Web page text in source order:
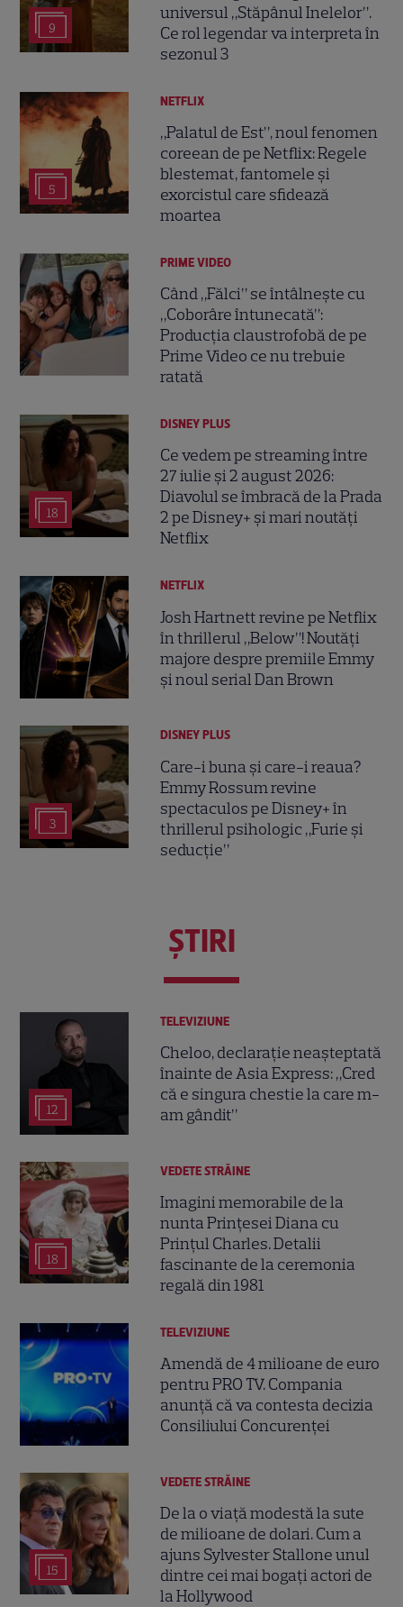
9
universul „Stăpânul Inelelor”.
Ce rol legendar va interpreta în
sezonul 3
5
NETFLIX
„Palatul de Est”, noul fenomen
coreean de pe Netflix: Regele
blestemat, fantomele și
exorcistul care sfidează
moartea
PRIME VIDEO
Când „Fălci” se întâlnește cu
„Coborâre întunecată”:
Producția claustrofobă de pe
Prime Video ce nu trebuie
ratată
18
DISNEY PLUS
Ce vedem pe streaming între
27 iulie și 2 august 2026:
Diavolul se îmbracă de la Prada
2 pe Disney+ și mari noutăți
Netflix
NETFLIX
Josh Hartnett revine pe Netflix
în thrillerul „Below”! Noutăți
majore despre premiile Emmy
și noul serial Dan Brown
3
DISNEY PLUS
Care-i buna și care-i reaua?
Emmy Rossum revine
spectaculos pe Disney+ în
thrillerul psihologic „Furie și
seducție”
ŞTIRI
12
TELEVIZIUNE
Cheloo, declarație neașteptată
înainte de Asia Express: „Cred
că e singura chestie la care m-
am gândit”
18
VEDETE STRĂINE
Imagini memorabile de la
nunta Prințesei Diana cu
Prințul Charles. Detalii
fascinante de la ceremonia
regală din 1981
TELEVIZIUNE
Amendă de 4 milioane de euro
pentru PRO TV. Compania
anunță că va contesta decizia
Consiliului Concurenței
15
VEDETE STRĂINE
De la o viață modestă la sute
de milioane de dolari. Cum a
ajuns Sylvester Stallone unul
dintre cei mai bogați actori de
la Hollywood